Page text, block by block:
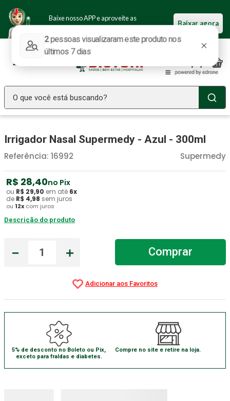
Baixe nosso APP e aproveite as
Baixar agora
O que você está buscando?
Irrigador Nasal Supermedy - Azul - 300ml
Supermedy
Referência: 16992
R$ 28,40no Pix
ou R$ 29,90 em até 6x
de R$ 4,98 sem juros
ou 12x com juros
Descrição do produto
＋
－ Comprar
5% de desconto no Boleto ou Pix,
exceto para fraldas e diabetes.
Compre no site e retire na loja.
1º Seringa Insulina
2º Fralda Geriatrica
Luva Latex
4 º Littmann
5º Absorvente Geriatrico
Aparelho Pressão
10º Gaze